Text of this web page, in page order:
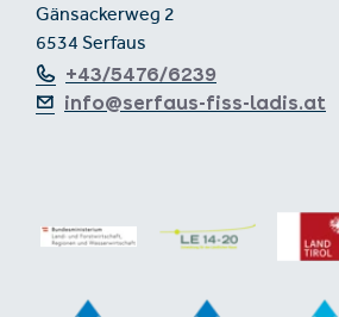
Gänsackerweg 2
6534 Serfaus
+43/5476/6239
info@serfaus-fiss-ladis.at